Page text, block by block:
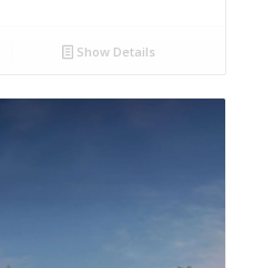
Show Details